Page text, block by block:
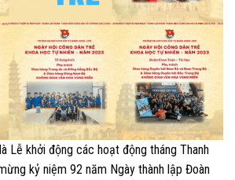
Lễ khởi động các hoạt động tháng Thanh
kỷ niệm 92 năm Ngày thành lập Đoàn